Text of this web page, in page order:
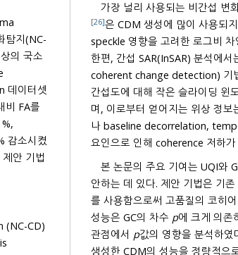
가장 널리 사용되는 비간섭 변
[26]은 CDM 생성에 많이 사용되지만, speckle 잡음에
speckle 영향을 고려한 로그비
한편, 간섭 SAR(InSAR) 분석에서는 복소 간섭도를 형성하므로, 코히어런트 변화탐지(CCD:
간섭도에 대해 작은 슬라이딩 윈도우를 적용한 상호상관(CC: cross-correlation)을 통해 계산되
며, 이로부터 얻어지는 위상 정보는 지표 이동과 표
나 baseline decorrelation, temporal
요인으로 인해 coherence 저하
본 논문의 주요 기여는 UQI와
안하는 데 있다. 제안 기법은 기존 CC에 비해 두 SAR 영상 간 강도
를 사용함으로써 고품질의 코히
성능은 GC의 차수 p에 크게 의존
관점에서 p값의 영향을 분석하였다. 실
생성한 CDM의 성능을 정량적으